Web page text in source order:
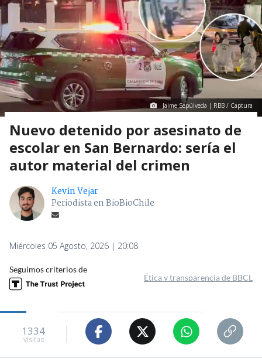
Jaime Sepúlveda | RBB / Captura
Nuevo detenido por asesinato de
escolar en San Bernardo: sería el
autor material del crimen
Kevin Vejar
Periodista en BioBioChile
Miércoles 05 Agosto, 2026 | 20:08
Seguimos criterios de
Ética y transparencia de BBCL
1334
visitas